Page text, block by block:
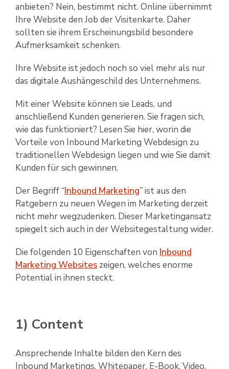
anbieten? Nein, bestimmt nicht. Online übernimmt
Ihre Website den Job der Visitenkarte. Daher
sollten sie ihrem Erscheinungsbild besondere
Aufmerksamkeit schenken.
Ihre Website ist jedoch noch so viel mehr als nur
das digitale Aushängeschild des Unternehmens.
Mit einer Website können sie Leads, und
anschließend Kunden generieren. Sie fragen sich,
wie das funktioniert? Lesen Sie hier, worin die
Vorteile von Inbound Marketing Webdesign zu
traditionellen Webdesign liegen und wie Sie damit
Kunden für sich gewinnen.
Der Begriff “Inbound Marketing” ist aus den
Ratgebern zu neuen Wegen im Marketing derzeit
nicht mehr wegzudenken. Dieser Marketingansatz
spiegelt sich auch in der Websitegestaltung wider.
Die folgenden 10 Eigenschaften von Inbound
Marketing Websites zeigen, welches enorme
Potential in ihnen steckt.
1) Content
Ansprechende Inhalte bilden den Kern des
Inbound Marketings. Whitepaper, E-Book, Video,